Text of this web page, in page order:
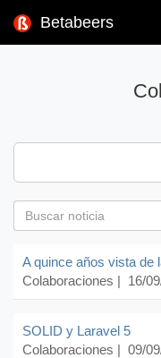
Betabeers
A quince años vista de
Colaboraciones | 16/
SOLID y Laravel 5
Colaboraciones | 09/